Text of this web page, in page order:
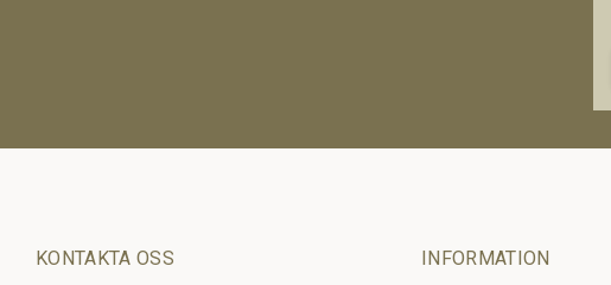
KONTAKTA OSS INFORMATION